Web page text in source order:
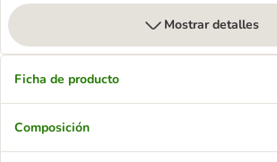
Mostrar detalles
Ficha de producto
Composición